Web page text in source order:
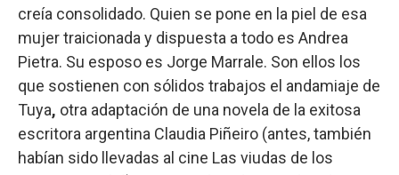
creía consolidado. Quien se pone en la piel de esa
mujer traicionada y dispuesta a todo es Andrea
Pietra. Su esposo es Jorge Marrale. Son ellos los
que sostienen con sólidos trabajos el andamiaje de
Tuya, otra adaptación de una novela de la exitosa
escritora argentina Claudia Piñeiro (antes, también
habían sido llevadas al cine Las viudas de los